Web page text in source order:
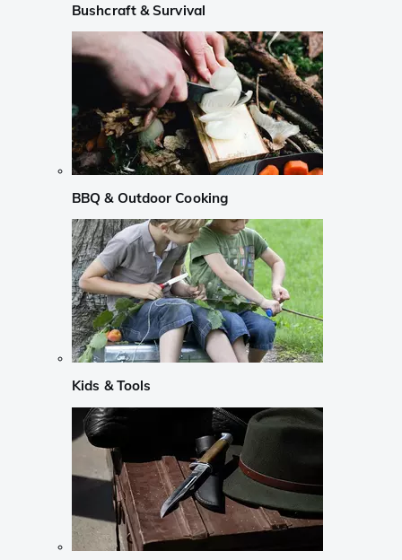
Bushcraft & Survival
BBQ & Outdoor Cooking
Kids & Tools